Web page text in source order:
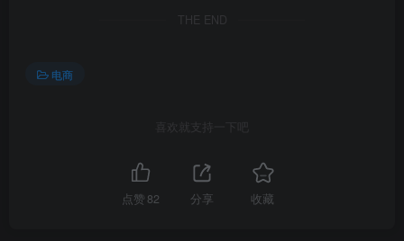
THE END
电商
喜欢就支持一下吧
点赞 82 分享 收藏